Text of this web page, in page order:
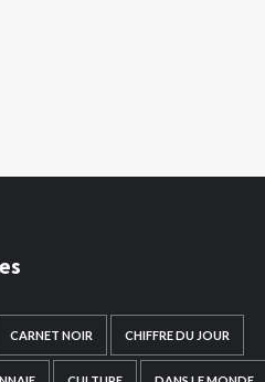
CARNET NOIR CHIFFRE DU JOUR